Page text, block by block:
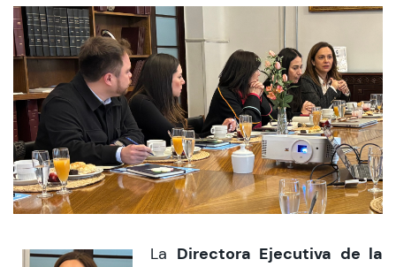
La Directora Ejecutiva de la